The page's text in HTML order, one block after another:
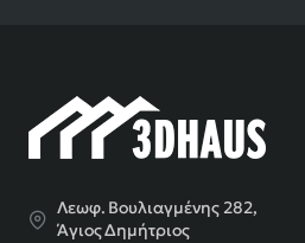
Λεωφ. Βουλιαγμένης 282,
Άγιος Δημήτριος